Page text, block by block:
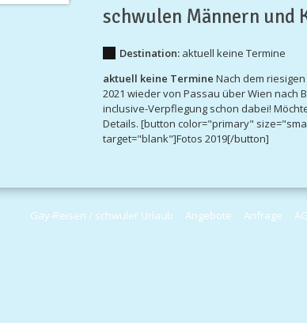
schwulen Männern und
Destination: aktuell keine Termine
aktuell keine Termine Nach dem
2021 wieder von Passau über Wien nach
inclusive-Verpflegung schon dabei!
Details. [button color="primary"
target="blank"]Fotos 2019[/button]
Gay-Reisen / schwuler Urlaub Angebote Anfrage